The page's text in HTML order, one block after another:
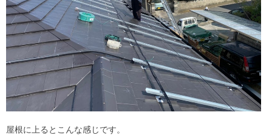
屋根に上るとこんな感じです。